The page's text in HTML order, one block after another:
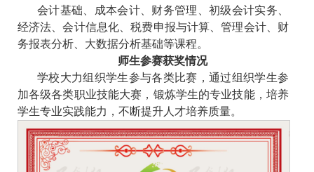
会计基础、成本会计、财务管理、初级会计实务、
经济法、会计信息化、税费申报与计算、管理会计、财
务报表分析、大数据分析基础等课程。
师生参赛获奖情况
学校大力组织学生参与各类比赛，通过组织学生参
加各级各类职业技能大赛，锻炼学生的专业技能，培养
学生专业实践能力，不断提升人才培养质量。